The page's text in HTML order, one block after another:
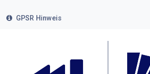
GPSR Hinweis